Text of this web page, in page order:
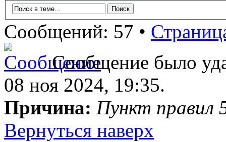
Сообщений: 57 •
Сообщение было
08 ноя 2024, 19:35.
Причина: Пункт правил
Вернуться наверх